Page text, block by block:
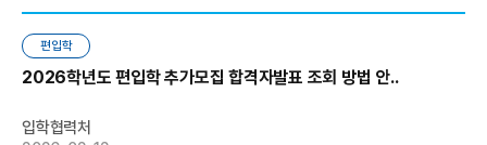
편입학
2026학년도 편입학 추가모집 합격자발표 조회 방법 안..
입학협력처